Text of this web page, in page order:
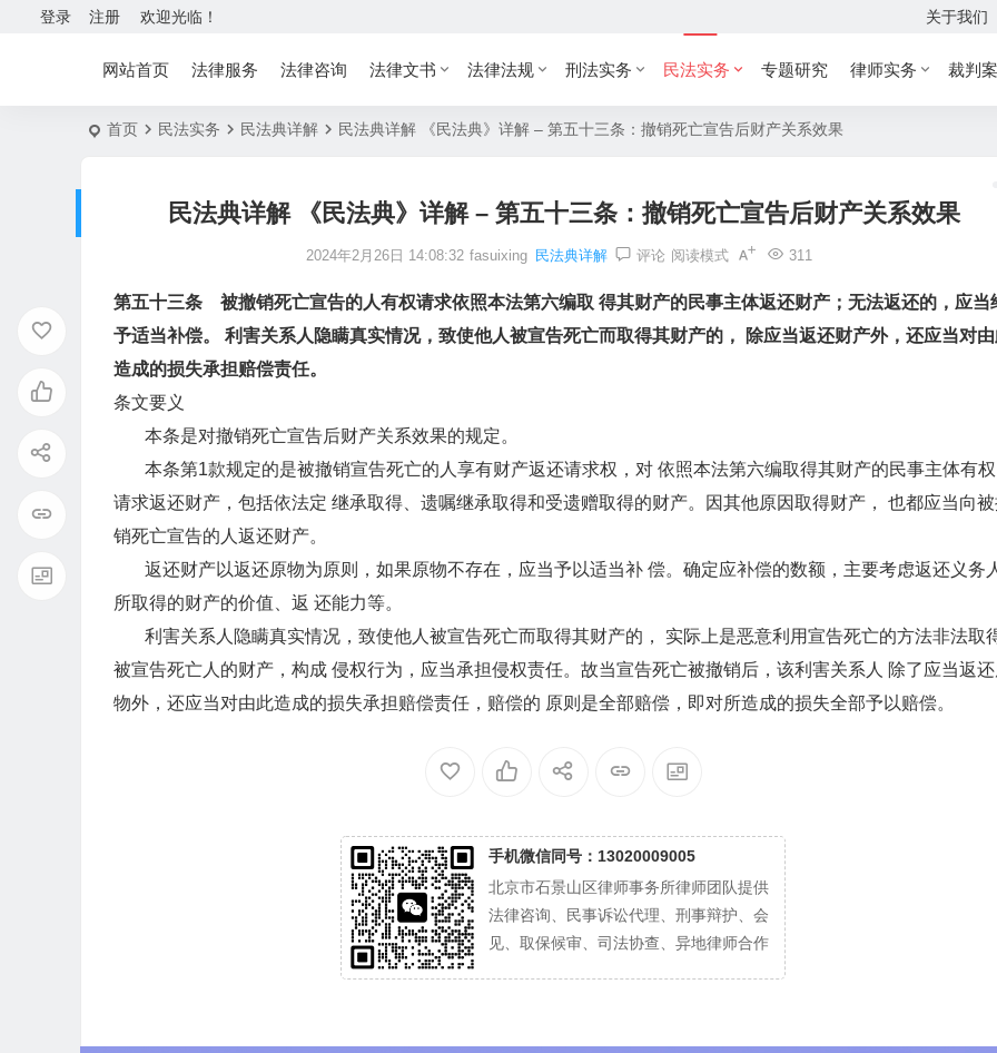
欢迎光临！
登录 注册 关于我们
网站首页 法律服务 法律咨询 法律文书 法律法规 刑法实务 民法实务 专题研究 律师实务 裁判
首页 民法实务 民法典详解 民法典详解 《民法典》详解 – 第五十三条：撤销死亡宣告后财产关系效果
民法典详解 《民法典》详解 – 第五十三条：撤销死亡宣告后财产关系效果
2024年2月26日 14:08:32 fasuixing 民法典详解 评论 311
阅读模式
第五十三条 被撤销死亡宣告的人有权请求依照本法第六编取 得其财产的民事主体返还财产；无法返还的，应当
予适当补偿。 利害关系人隐瞒真实情况，致使他人被宣告死亡而取得其财产的， 除应当返还财产外，还应当对
造成的损失承担赔偿责任。
条文要义
本条是对撤销死亡宣告后财产关系效果的规定。
本条第1款规定的是被撤销宣告死亡的人享有财产返还请求权，对 依照本法第六编取得其财产的民事主体有权
请求返还财产，包括依法定 继承取得、遗嘱继承取得和受遗赠取得的财产。因其他原因取得财产， 也都应当向
销死亡宣告的人返还财产。
返还财产以返还原物为原则，如果原物不存在，应当予以适当补 偿。确定应补偿的数额，主要考虑返还义务
所取得的财产的价值、返 还能力等。
利害关系人隐瞒真实情况，致使他人被宣告死亡而取得其财产的， 实际上是恶意利用宣告死亡的方法非法取
被宣告死亡人的财产，构成 侵权行为，应当承担侵权责任。故当宣告死亡被撤销后，该利害关系人 除了应当返
物外，还应当对由此造成的损失承担赔偿责任，赔偿的 原则是全部赔偿，即对所造成的损失全部予以赔偿。
手机微信同号：13020009005
北京市石景山区律师事务所律师团队提供
法律咨询、民事诉讼代理、刑事辩护、会
见、取保候审、司法协查、异地律师合作